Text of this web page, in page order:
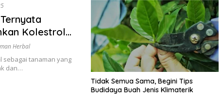
Kolestrol
Herbal
sebagai tanaman yang
dan…
Tidak Semua Sama, Begini Tips
Budidaya Buah Jenis Klimaterik